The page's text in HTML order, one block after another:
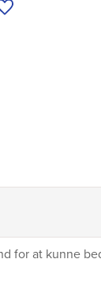
Tilføj til ønskeliste